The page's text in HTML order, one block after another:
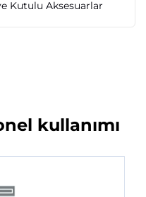
Kutulu Aksesuarlar
kullanımı